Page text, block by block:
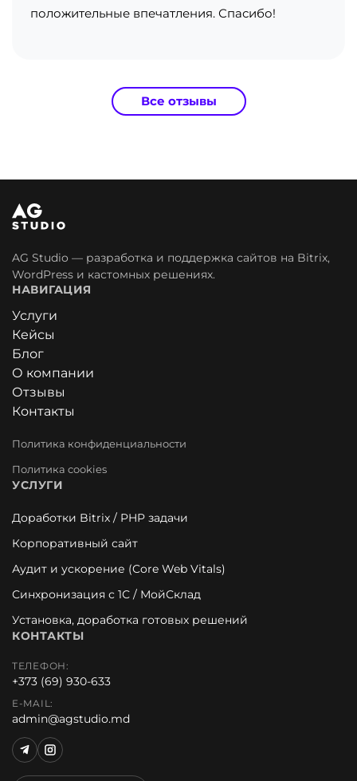
положительные впечатления. Спасибо!
Все отзывы
AG Studio — разработка и поддержка сайтов на Bitrix,
WordPress и кастомных решениях.
НАВИГАЦИЯ
Услуги
Кейсы
Блог
О компании
Отзывы
Контакты
Политика конфиденциальности
Политика cookies
УСЛУГИ
Доработки Bitrix / PHP задачи
Корпоративный сайт
Аудит и ускорение (Core Web Vitals)
Синхронизация с 1С / МойСклад
Установка, доработка готовых решений
КОНТАКТЫ
ТЕЛЕФОН:
+373 (69) 930-633
E-MAIL:
admin@agstudio.md